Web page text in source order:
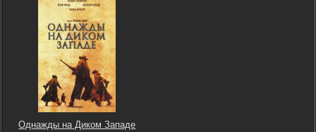
Однажды на Диком Западе